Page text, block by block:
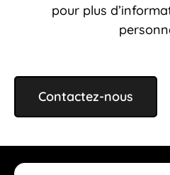
pour plus
Contactez-nous